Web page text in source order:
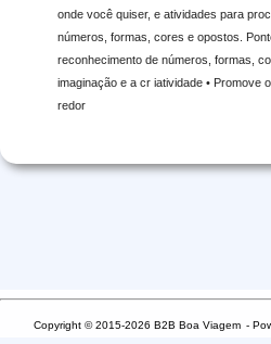
onde você quiser, e atividades para
números, formas, cores e opostos.
reconhecimento de números, formas,
imaginação e a cr iatividade • Promove
redor
Copyright © 2015-2026 B2B Boa Viagem -